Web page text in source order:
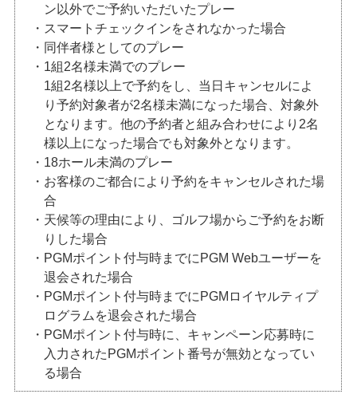
ン以外でご予約いただいたプレー
・スマートチェックインをされなかった場合
・同伴者様としてのプレー
・1組2名様未満でのプレー
1組2名様以上で予約をし、当日キャンセルによ
り予約対象者が2名様未満になった場合、対象外
となります。他の予約者と組み合わせにより2名
様以上になった場合でも対象外となります。
・18ホール未満のプレー
・お客様のご都合により予約をキャンセルされた場
合
・天候等の理由により、ゴルフ場からご予約をお断
りした場合
・PGMポイント付与時までにPGM Webユーザーを
退会された場合
・PGMポイント付与時までにPGMロイヤルティプ
ログラムを退会された場合
・PGMポイント付与時に、キャンペーン応募時に
入力されたPGMポイント番号が無効となってい
る場合